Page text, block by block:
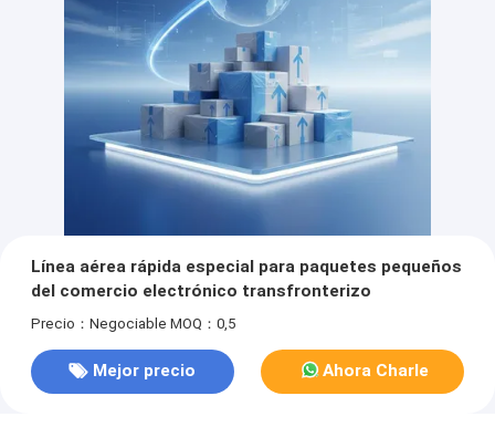
Línea aérea rápida especial para paquetes pequeños
del comercio electrónico transfronterizo
Precio：Negociable MOQ：0,5
Mejor precio Ahora Charle